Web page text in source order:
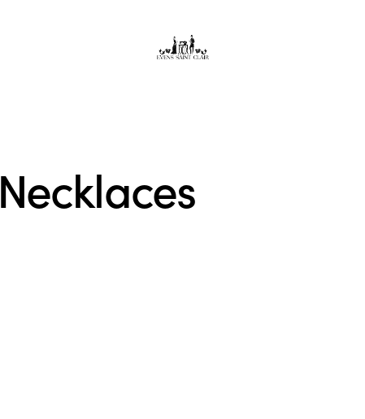
Necklaces